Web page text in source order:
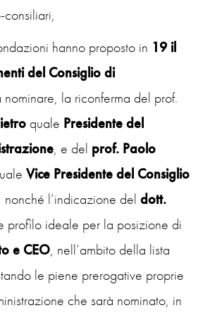
hanno proposto in 19 il
del Consiglio di
nominare, la riconferma del prof.
quale Presidente del
, e del prof. Paolo
Vice Presidente del Consiglio
nonché l’indicazione del dott.
profilo ideale per la posizione di
e CEO, nell’ambito della lista
le piene prerogative proprie
che sarà nominato, in